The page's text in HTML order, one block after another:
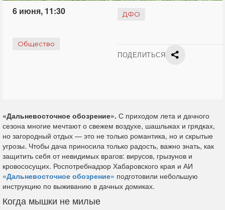
6 июня, 11:30 ДФО
Общество
ПОДЕЛИТЬСЯ
«Дальневосточное обозрение». С приходом лета и дачного
сезона многие мечтают о свежем воздухе, шашлыках и грядках,
но загородный отдых — это не только романтика, но и скрытые
угрозы. Чтобы дача приносила только радость, важно знать, как
защитить себя от невидимых врагов: вирусов, грызунов и
кровососущих. Роспотребнадзор Хабаровского края и АИ
«Дальневосточное обозрение» подготовили небольшую
инструкцию по выживанию в дачных домиках.
Когда мышки не милые